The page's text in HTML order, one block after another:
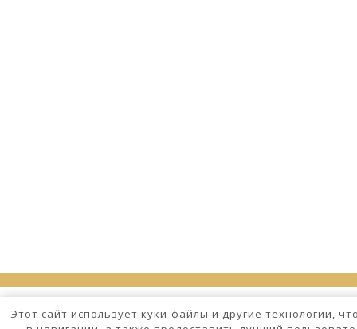
Этот сайт использует куки-файлы и другие технологии,